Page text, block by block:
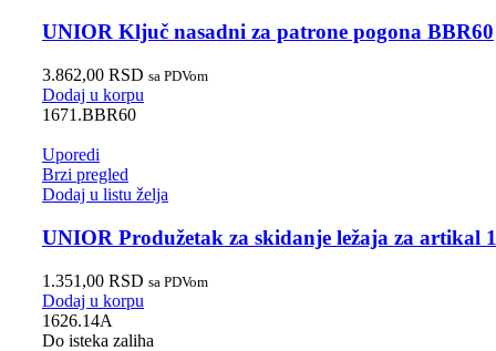
UNIOR Ključ nasadni za patrone pogona BBR60
3.862,00 RSD sa PDVom
Dodaj u korpu
1671.BBR60
Uporedi
Brzi pregled
Dodaj u listu želja
UNIOR Produžetak za skidanje ležaja za artikal
1.351,00 RSD sa PDVom
Dodaj u korpu
1626.14A
Do isteka zaliha